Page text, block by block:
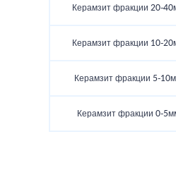
Керамзит фракции 20-
Керамзит фракции 10-
Керамзит фракции 5-
Керамзит фракции 0-